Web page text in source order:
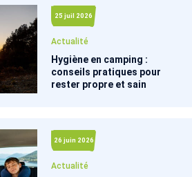
25 juil 2026
Actualité
Hygiène en camping :
conseils pratiques pour
rester propre et sain
26 juin 2026
Actualité